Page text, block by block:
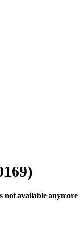
not available anymore